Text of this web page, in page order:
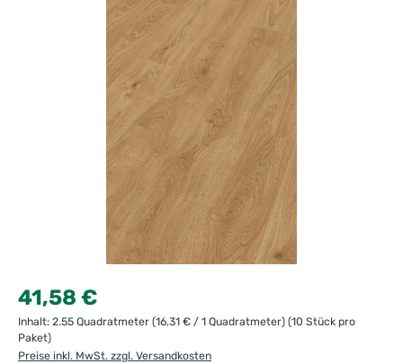
Bildergalerie überspringen
Regulärer Preis:
41,58 €
Inhalt: 2.55 Quadratmeter (16,31 € / 1 Quadratmeter) (10 Stück pro
Paket)
Preise inkl. MwSt. zzgl. Versandkosten